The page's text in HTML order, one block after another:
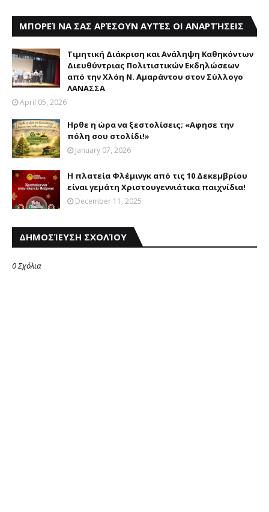
ΜΠΟΡΕΊ ΝΑ ΣΑΣ ΑΡΈΣΟΥΝ ΑΥΤΈΣ ΟΙ ΑΝΑΡΤΉΣΕΙΣ
Tιμητική Διάκριση και Aνάληψη Kαθηκόντων
Διευθύντριας Πολιτιστικών Eκδηλώσεων
από την Χλόη Ν. Αμαράντου στον Σύλλογο
ΛΑΝΑΣΣΑ
April 05, 2026
Hρθε η ώρα να ξεστολίσεις; «Aφησε την
πόλη σου στολίδι!»
January 07, 2026
Η πλατεία Φλέμινγκ από τις 10 Δεκεμβρίου
είναι γεμάτη Χριστουγεννιάτικα παιχνίδια!
December 11, 2025
ΔΗΜΟΣΊΕΥΣΗ ΣΧΟΛΊΟΥ
0 Σχόλια